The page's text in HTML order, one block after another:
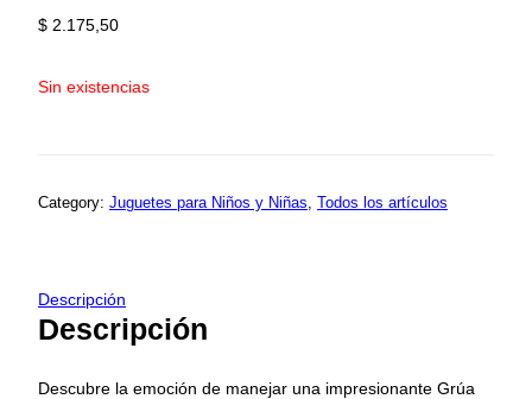
$ 2.175,50
Sin existencias
Category: Juguetes para Niños y Niñas Todos los artículos
Descripción
Descripción
Descubre la emoción de manejar una impresionante Grúa